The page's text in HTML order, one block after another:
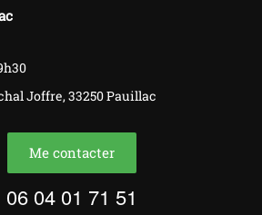
Joffre, 33250 Pauillac
Me contacter
06 04 01 71 51